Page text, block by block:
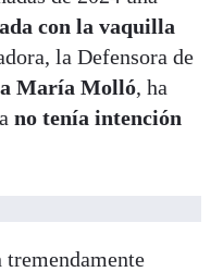
con la vaquilla
la Defensora de
María Molló, ha
no tenía intención